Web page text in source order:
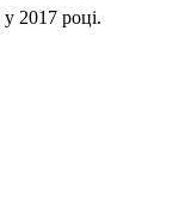
у 2017 році.